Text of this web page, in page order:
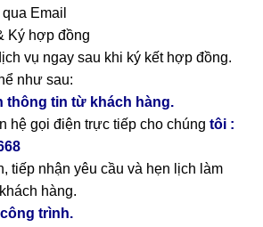
Email
Ký hợp đồng
vụ ngay sau khi ký kết hợp đồng.
như sau:
thông tin từ khách hàng.
hệ gọi điện trực tiếp cho chúng tôi :
tiếp nhận yêu cầu và hẹn lịch làm
hàng.
trình.